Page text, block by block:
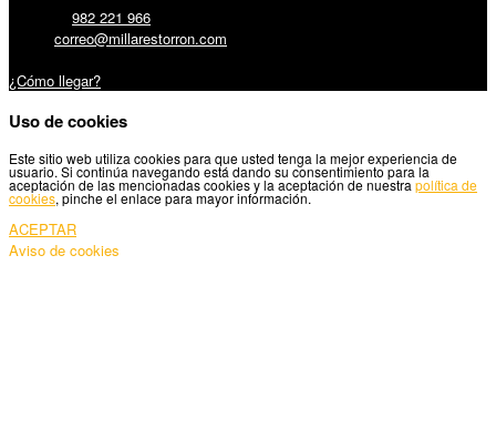
982 221 966
correo@millarestorron.com
¿Cómo llegar?
Uso de cookies
Este sitio web utiliza cookies para que usted tenga la mejor experiencia de
usuario. Si continúa navegando está dando su consentimiento para la
aceptación de las mencionadas cookies y la aceptación de nuestra política de
cookies, pinche el enlace para mayor información.
ACEPTAR
Aviso de cookies